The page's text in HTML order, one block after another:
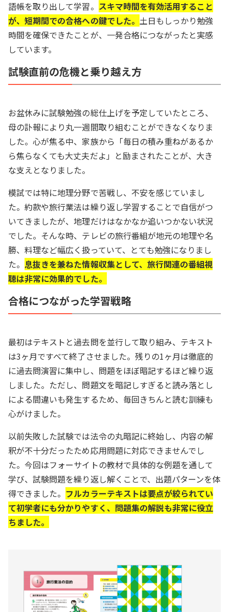
語帳を取り出して学習。 スキマ時間を有効活用すること
が、短期間での合格への鍵でした。 土日もしっかり勉強
時間を確保できたことが、一発合格につながったと実感
しています。
試験直前の危機と乗り越え方
お盆休みに試験勉強の総仕上げを予定していたところ、
母の訃報により丸一週間取り組むことができなくなりま
した。心が焦る中、家族から「毎日の積み重ねがあるか
ら焦らなくても大丈夫だよ」と励まされたことが、大き
な支えとなりました。
模試では特に地理分野で苦戦し、不安を感じていまし
た。約款や旅行業法は繰り返し学習することで自信がつ
いてきましたが、地理だけはなかなか追いつかない状況
でした。そんな時、テレビの旅行番組が地元の地理や名
勝、料理など幅広く扱っていて、とても勉強になりまし
た。息抜きを兼ねた情報収集として、旅行関連の番組視
聴は非常に効果的でした。
合格につながった学習戦略
最初はテキストと過去問を並行して取り組み、テキスト
は3ヶ月ですべて終了させました。残りの1ヶ月は徹底的
に過去問演習に集中し、問題をほぼ暗記するほど繰り返
しました。ただし、問題文を暗記しすぎると読み落とし
による間違いも発生するため、毎回きちんと読む訓練も
心がけました。
以前失敗した試験では法令の丸暗記に終始し、内容の解
釈が不十分だったため応用問題に対応できませんでし
た。今回はフォーサイトの教材で具体的な例題を通して
学び、試験問題を繰り返し解くことで、出題パターンを体
得できました。 フルカラーテキストは要点が絞られてい
て初学者にも分かりやすく、問題集の解説も非常に役立
ちました。